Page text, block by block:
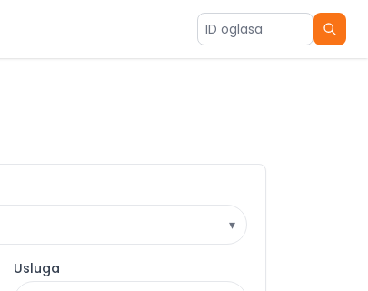
ID oglasa
▾
Usluga